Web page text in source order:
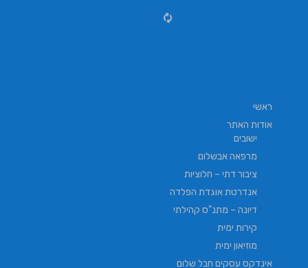
ראשי
אודות האתר
ישובים
מרפאה אבשלום
ציבור דתי – חלוציות
אנדרטת אוגדת הפלדה
דיונה – מתנ"ס קהילתי
קירות ימית
מוזיאון ימית
אינדקס עסקים חבל שלום